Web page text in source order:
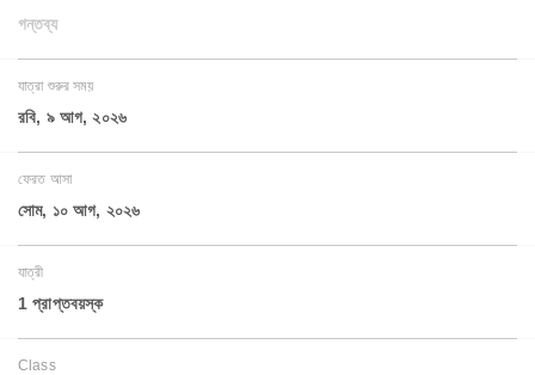
গন্তব্য
যাত্রা শুরুর সময়
রবি, ৯ আগ, ২০২৬
ফেরত আসা
সোম, ১০ আগ, ২০২৬
যাত্রী
1 প্রাপ্তবয়স্ক
Class